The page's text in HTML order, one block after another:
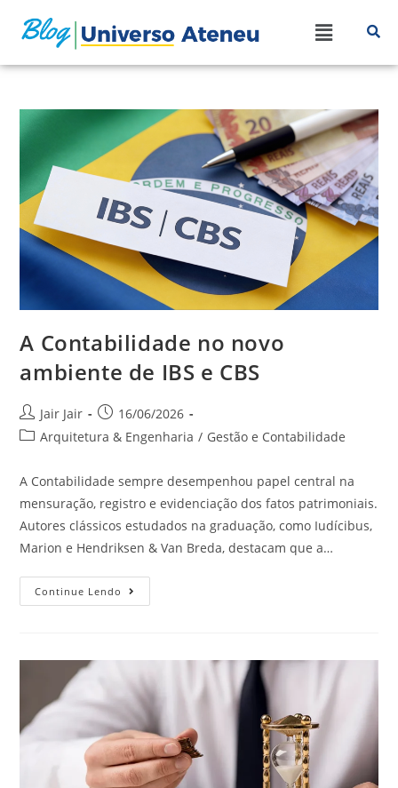
A Contabilidade no novo
ambiente de IBS e CBS
Jair Jair
16/06/2026
Arquitetura & Engenharia / Gestão e Contabilidade
A Contabilidade sempre desempenhou papel central na
mensuração, registro e evidenciação dos fatos patrimoniais.
Autores clássicos estudados na graduação, como Iudícibus,
Marion e Hendriksen & Van Breda, destacam que a…
Continue Lendo